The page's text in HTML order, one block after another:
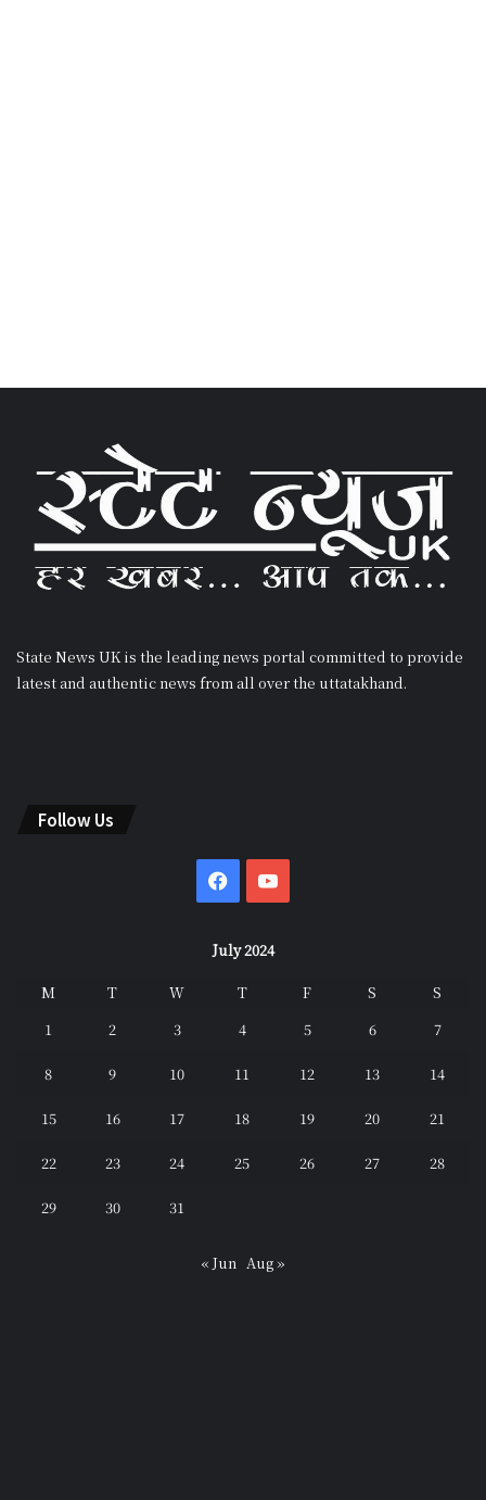
State News UK is the leading news portal committed to provide
latest and authentic news from all over the uttatakhand.
Follow Us
Facebook
July 2024
M T W T F S
S
1
2 3 4 5 6 7
8 9 10 11 12 13 14
15 16 17 18 19 20 21
22 23 24 25 26 27 28
29 30 31
« Jun Aug »